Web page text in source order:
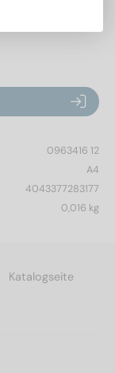
0963416 12
A4
4043377283177
0,016 kg
Katalogseite